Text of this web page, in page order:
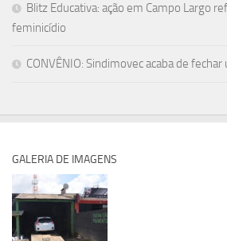
Blitz Educativa: ação em Campo Largo
feminicídio
CONVÊNIO: Sindimovec acaba de
GALERIA DE IMAGENS